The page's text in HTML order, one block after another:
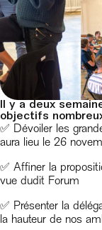
Il y a deux
objectifs
✅ Dévoiler les
aura lieu le 26
✅ Affiner la
vue dudit Forum
✅ Présenter la
la hauteur de nos